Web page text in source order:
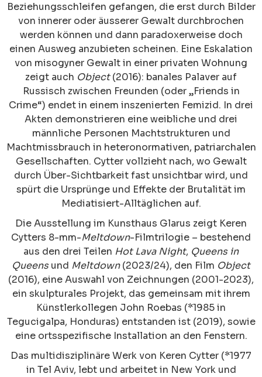
Beziehungsschleifen gefangen, die erst durch Bilder
von innerer oder äusserer Gewalt durchbrochen
werden können und dann paradoxerweise doch
einen Ausweg anzubieten scheinen. Eine Eskalation
von misogyner Gewalt in einer privaten Wohnung
zeigt auch Object(2016): banales Palaver auf
Russisch zwischen Freunden (oder „Friends in
Crime“) endet in einem inszenierten Femizid. In drei
Akten demonstrieren eine weibliche und drei
männliche Personen Machtstrukturen und
Machtmissbrauch in heteronormativen, patriarchalen
Gesellschaften. Cytter vollzieht nach, wo Gewalt
durch Über-Sichtbarkeit fast unsichtbar wird, und
spürt die Ursprünge und Effekte der Brutalität im
Mediatisiert-Alltäglichen auf.
Die Ausstellung im Kunsthaus Glarus zeigt Keren
Cytters 8-mm-Meltdown-Filmtrilogie – bestehend
aus den drei Teilen Hot Lava Night, Queens in
Queens und Meltdown(2023/24), den Film Object
(2016), eine Auswahl von Zeichnungen (2001-2023),
ein skulpturales Projekt, das gemeinsam mit ihrem
Künstlerkollegen John Roebas (*1985 in
Tegucigalpa, Honduras) entstanden ist (2019), sowie
eine ortsspezifische Installation an den Fenstern.
Das multidisziplinäre Werk von Keren Cytter (*1977
in Tel Aviv, lebt und arbeitet in New York und